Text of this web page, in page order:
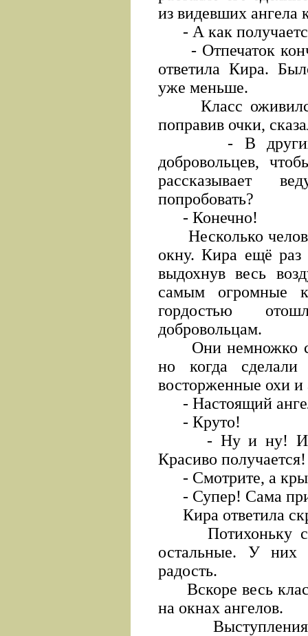
из видевших ангела
- А как
- Отпечаток
ответила Кира.
уже меньше.
Класс оживился.
поправив очки,
- В других
добровольцев,
рассказывает
попробовать?
- Конечно!
Несколько
окну. Кира ещё раз
выдохнув весь
самым огромные
гордостью
добровольцам.
Они немножко
но когда сделали
восторженные охи и
- Настоящий
- Круто!
- Ну и ну! И
Красиво получается!
- Смотрите, а
- Супер! Сама
Кира ответила
Потихоньку
остальные. У них
радость.
Вскоре весь
на окнах ангелов.
Выступления,